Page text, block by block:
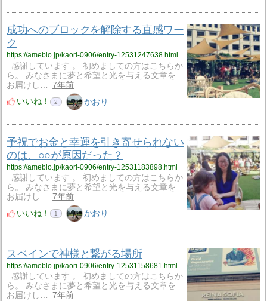
成功へのブロックを解除する直感ワー
ク
https://ameblo.jp/kaori-0906/entry-12531247638.html
感謝しています 。 初めましての方はこちらか
ら。 みなさまに夢と希望と光を与える文章を
お届けし…
7年前
いいね！
2 かおり
予祝でお金と幸運を引き寄せられない
のは、○○が原因だった？
https://ameblo.jp/kaori-0906/entry-12531183898.html
感謝しています 。 初めましての方はこちらか
ら。 みなさまに夢と希望と光を与える文章を
お届けし…
7年前
いいね！
1 かおり
スペインで神様と繋がる場所
https://ameblo.jp/kaori-0906/entry-12531158681.html
感謝しています 。 初めましての方はこちらか
ら。 みなさまに夢と希望と光を与える文章を
お届けし…
7年前